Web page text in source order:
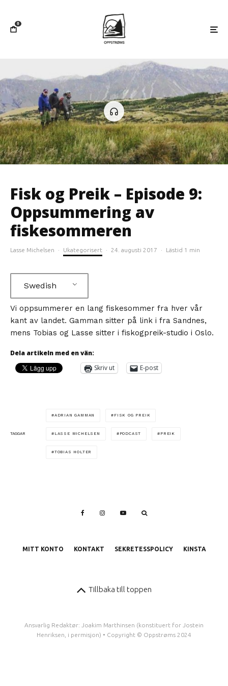
0
Fisk og Preik – Episode 9:
Oppsummering av
fiskesommeren
Lasse Michelsen · Ukategorisert · 24. augusti 2017 · Lästid 1 min
Swedish
Vi oppsummerer en lang fiskesommer fra hver vår
kant av landet. Gamman sitter på link i fra Sandnes,
mens Tobias og Lasse sitter i fiskogpreik-studio i Oslo.
Dela artikeln med en vän:
Skriv ut
E-post
TAGGAR
ADRIAN GAMMAN FISK OG PREIK
LASSE MICHELSEN PODCAST PREIK
TOBIAS HOLTER
MITT KONTO KONTAKT SEKRETESSPOLICY KINSTA
Tillbaka till toppen
Ansvarlig Redaktør: Joakim Marthinsen (konstituert for Jostein
Henriksen, i permisjon) • Copyright © Oppstrøms 2024